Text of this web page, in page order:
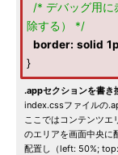
/* デバッグ用に
除する） */
border: solid
}
.appセクションを書き
index.cssファイルの
ここではコンテンツ
のエリアを画面中央に
配置し（left: 50%;